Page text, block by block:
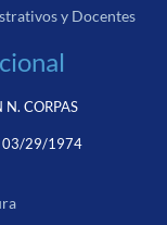
y Docentes
CORPAS
03/29/1974